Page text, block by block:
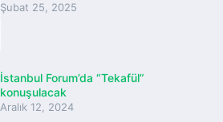
Şubat 25, 2025
İstanbul Forum’da “Tekafül”
konuşulacak
Aralık 12, 2024